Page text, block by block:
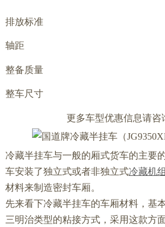
排放标准
轴距
整备质量
整车尺寸
更多车型优惠信息请咨
冷藏半挂车与一般的厢式货车的主要
车安装了独立式或者非独立式冷藏机组
材料来制造密封车厢。
先来看下冷藏半挂车的车厢材料，基
三明治类型的粘接方式，采用这款方